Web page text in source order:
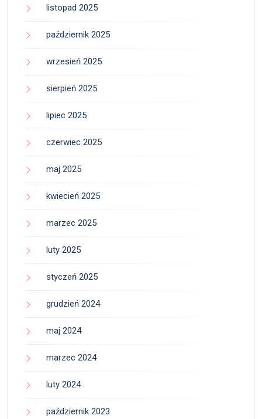
listopad 2025
październik 2025
wrzesień 2025
sierpień 2025
lipiec 2025
czerwiec 2025
maj 2025
kwiecień 2025
marzec 2025
luty 2025
styczeń 2025
grudzień 2024
maj 2024
marzec 2024
luty 2024
październik 2023